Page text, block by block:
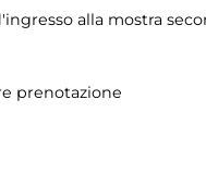
alla mostra
prenotazione